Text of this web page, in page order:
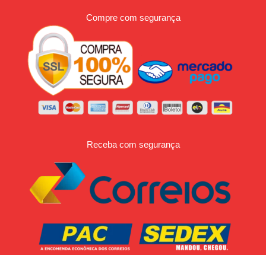
Compre com segurança
Receba com segurança